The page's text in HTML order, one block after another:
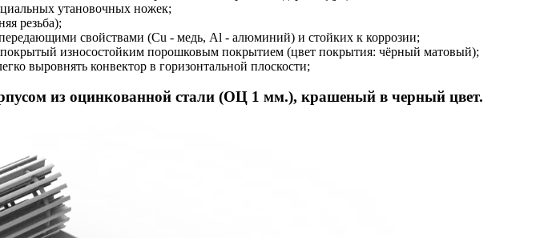
утановочных ножек;
резьба);
свойствами (Сu - медь, Al - алюминий) и стойких к коррозии;
износостойким порошковым покрытием (цвет покрытия: чёрный матовый);
выровнять конвектор в горизонтальной плоскости;
из оцинкованной стали (ОЦ 1 мм.), крашеный в черный цвет.